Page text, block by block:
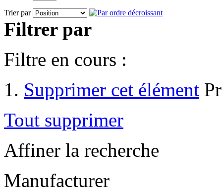
Trier par
Filtrer par
Filtre en cours :
Supprimer cet élément
Tout supprimer
Affiner la recherche
Manufacturer